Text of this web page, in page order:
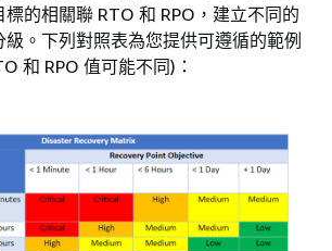
的相關聯 RTO 和 RPO，建立不同的
級。下列對照表為您提供可遵循的範例
和 RPO 值可能不同)：